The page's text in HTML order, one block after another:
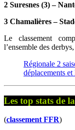
2 Suresnes (3) –
3 Chamalières –
Le classement
l’ensemble des
Régionale 2
déplacements
Les top stats de
(classement FFR)